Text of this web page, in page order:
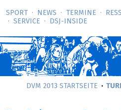
SPORT NEWS TERMINE
SERVICE
DSJ-­INSIDE
DVM 2013 STARTSEITE